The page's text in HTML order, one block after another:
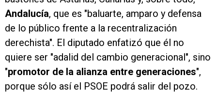
Andalucía, que es "baluarte, amparo y defensa
de lo público frente a la recentralización
derechista". El diputado enfatizó que él no
quiere ser "adalid del cambio generacional", sino
"promotor de la alianza entre generaciones",
porque sólo así el PSOE podrá salir del pozo.